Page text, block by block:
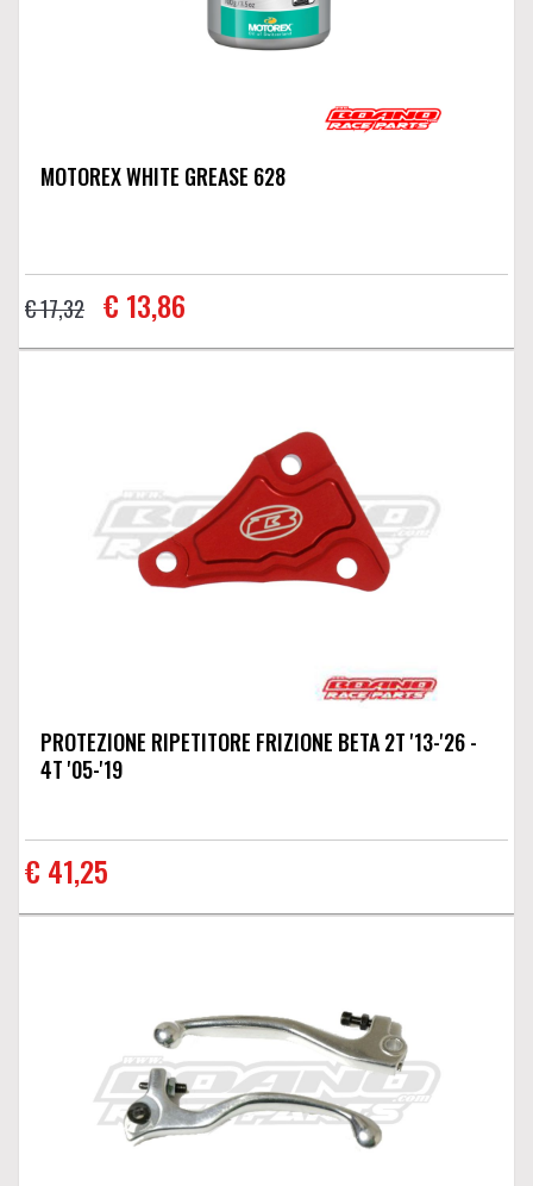
MOTOREX WHITE GREASE 628
€ 17,32 € 13,86
PROTEZIONE RIPETITORE FRIZIONE BETA 2T '13-'26 -
4T '05-'19
€ 41,25